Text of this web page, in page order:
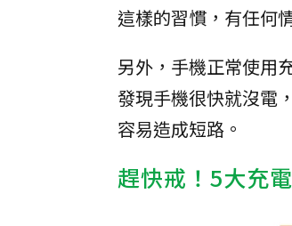
這樣的習慣，有任何
另外，手機正常使用
發現手機很快就沒電
容易造成短路。
趕快戒！5大充